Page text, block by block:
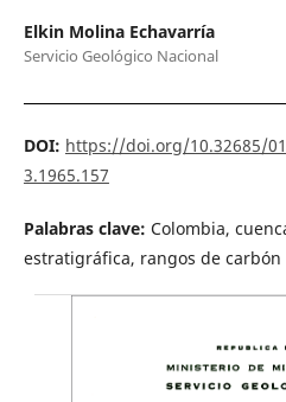
Elkin Molina Echavarría
Servicio Geológico Nacional
DOI: https://doi.org/10.32685/
3.1965.157
Palabras clave: Colombia,
estratigráfica, rangos de carbón